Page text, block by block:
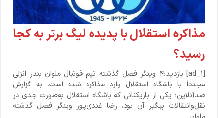
مذاکره استقلال با پدیده لیگ برتر به کجا
رسید؟
[ad_1] بازدید:۴ وینگر فصل گذشته تیم فوتبال ملوان بندر انزلی
مجدداً با باشگاه استقلال وارد مذاکره شده است. به گزارش
صدآنلاین؛ یکی از بازیکنانی که باشگاه استقلال به‌صورت جدی در
نقل‌وانتقالات پیگیر آن بود، رضا غندی‌پور وینگر فصل گذشته